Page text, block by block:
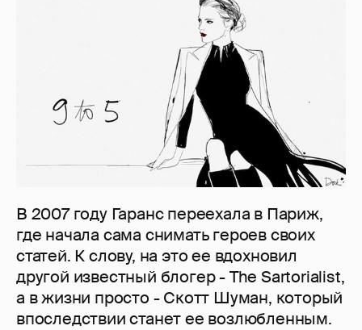
В 2007 году Гаранс переехала в Париж,
где начала сама снимать героев своих
статей. К слову, на это ее вдохновил
другой известный блогер - The Sartorialist,
а в жизни просто - Скотт Шуман, который
впоследствии станет ее возлюбленным.